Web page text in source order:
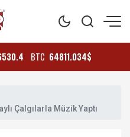
BTC 64811.034$
Çalgılarla Müzik Yaptı